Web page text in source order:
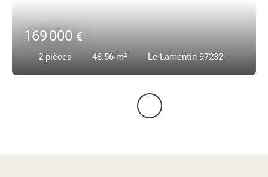
169 000€
2 pièces 48.56 m² Le Lamentin 97232